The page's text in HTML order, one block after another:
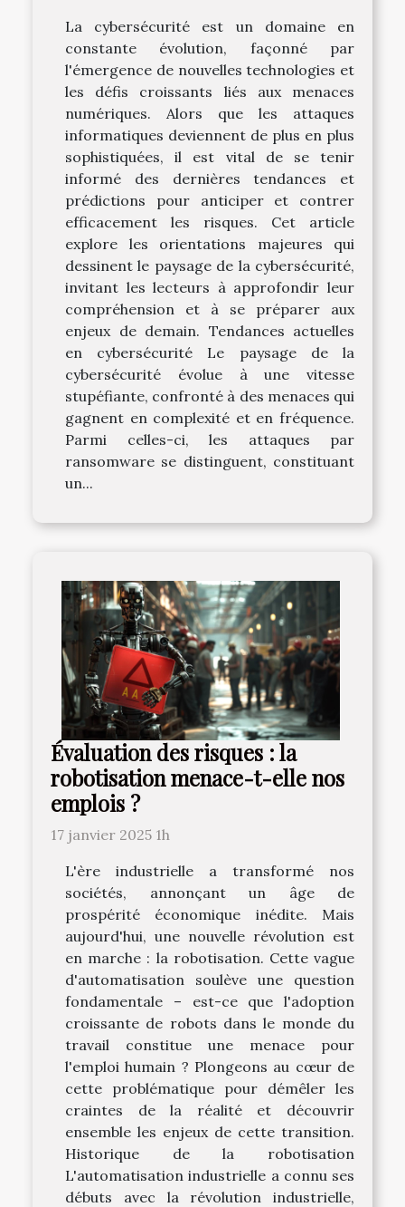
La cybersécurité est un domaine en
constante évolution, façonné par
l'émergence de nouvelles technologies et
les défis croissants liés aux menaces
numériques. Alors que les attaques
informatiques deviennent de plus en plus
sophistiquées, il est vital de se tenir
informé des dernières tendances et
prédictions pour anticiper et contrer
efficacement les risques. Cet article
explore les orientations majeures qui
dessinent le paysage de la cybersécurité,
invitant les lecteurs à approfondir leur
compréhension et à se préparer aux
enjeux de demain. Tendances actuelles
en cybersécurité Le paysage de la
cybersécurité évolue à une vitesse
stupéfiante, confronté à des menaces qui
gagnent en complexité et en fréquence.
Parmi celles-ci, les attaques par
ransomware se distinguent, constituant
un...
Évaluation des risques : la
robotisation menace-t-elle nos
emplois ?
17 janvier 2025 1h
L'ère industrielle a transformé nos
sociétés, annonçant un âge de
prospérité économique inédite. Mais
aujourd'hui, une nouvelle révolution est
en marche : la robotisation. Cette vague
d'automatisation soulève une question
fondamentale – est-ce que l'adoption
croissante de robots dans le monde du
travail constitue une menace pour
l'emploi humain ? Plongeons au cœur de
cette problématique pour démêler les
craintes de la réalité et découvrir
ensemble les enjeux de cette transition.
Historique de la robotisation
L'automatisation industrielle a connu ses
débuts avec la révolution industrielle,